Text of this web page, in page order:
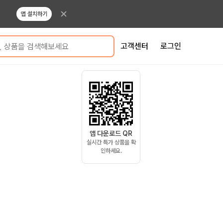
앱 설치하기
상품을 검색해보세요 고객센터 로그인
앱 다운로드 QR
실시간 특가 상품을 확
인하세요.